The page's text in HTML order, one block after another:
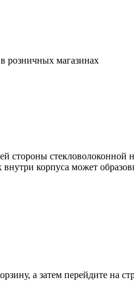
розничных магазинах
стороны
корпуса может
а затем перейдите на